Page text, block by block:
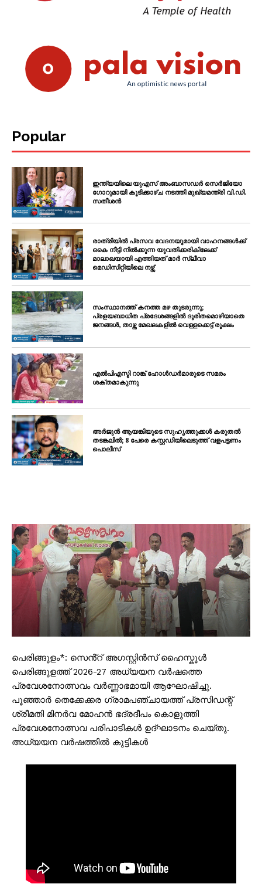
Popular
ഇന്ത്യയിലെ യുഎസ് അംബാസഡർ സെർജിയോ
ഗോറുമായി കൂടിക്കാഴ്ച നടത്തി മുഖ്യമന്ത്രി വി.ഡി.
സതീശൻ
രാത്രിയിൽ പ്രസവ വേദനയുമായി വാഹനങ്ങൾക്ക്
കൈ നീട്ടി നിൽക്കുന്ന യുവതിക്കരികിലേക്ക്
മാലാഖയായി എത്തിയത് മാർ സ്ലീവാ
മെഡിസിറ്റിയിലെ നഴ്സ്
സംസ്ഥാനത്ത് കനത്ത മഴ തുടരുന്നു;
പ്രളയബാധിത പ്രദേശങ്ങളിൽ ദുരിതമൊഴിയാതെ
ജനങ്ങൾ, താഴ്ന്ന മേഖലകളിൽ വെള്ളക്കെട്ട് രൂക്ഷം
എൽപിഎസ്ടി റാങ്ക് ഹോൾഡർമാരുടെ സമരം
ശക്തമാകുന്നു
അർജുൻ ആയങ്കിയുടെ സുഹൃത്തുക്കൾ കരുതൽ
തടങ്കലിൽ; 8 പേരെ കസ്റ്റഡിയിലെടുത്ത് വളപട്ടണം
പൊലീസ്
പെരിങ്ങുളം*: സെൻ്റ് അഗസ്റ്റിൻസ് ഹൈസ്കൂൾ
പെരിങ്ങുളത്ത് 2026-27 അധ്യയന വർഷത്തെ
പ്രവേശനോത്സവം വർണ്ണാഭമായി ആഘോഷിച്ചു.
പൂഞ്ഞാർ തെക്കേക്കര ഗ്രാമപഞ്ചായത്ത് പ്രസിഡന്റ്
ശ്രീമതി മിനർവ മോഹൻ ഭദ്രദീപം കൊളുത്തി
പ്രവേശനോത്സവ പരിപാടികൾ ഉദ്ഘാടനം ചെയ്തു.
അധ്യയന വർഷത്തിൽ കുട്ടികൾ